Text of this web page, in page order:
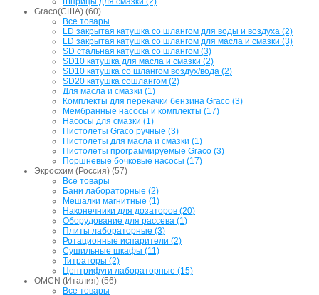
Graco(США) (60)
Все товары
LD закрытая катушка со шлангом для воды и воздуха (2)
LD закрытая катушка со шлангом для масла и смазки (3)
SD стальная катушка со шлангом (3)
SD10 катушка для масла и смазки (2)
SD10 катушка со шлангом воздух/вода (2)
SD20 катушка сошлангом (2)
Для масла и смазки (1)
Комплекты для перекачки бензина Graco (3)
Мембранные насосы и комплекты (17)
Насосы для смазки (1)
Пистолеты Graco ручные (3)
Пистолеты для масла и смазки (1)
Пистолеты программируемые Graco (3)
Поршневые бочковые насосы (17)
Экросхим (Россия) (57)
Все товары
Бани лабораторные (2)
Мешалки магнитные (1)
Наконечники для дозаторов (20)
Оборудование для рассева (1)
Плиты лабораторные (3)
Ротационные испарители (2)
Сушильные шкафы (11)
Титраторы (2)
Центрифуги лабораторные (15)
OMCN (Италия) (56)
Все товары